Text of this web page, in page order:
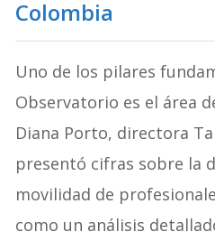
Colombia
Uno de los pilares
Observatorio es el área
Diana Porto, directora
presentó cifras sobre la
movilidad de
como un análisis